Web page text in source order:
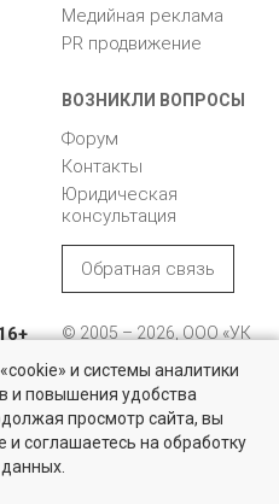
цели в Санкт-Петербурге и
Медийная реклама
PR продвижение
ВОЗНИКЛИ ВОПРОСЫ
Форум
Контакты
Юридическая
консультация
Обратная связь
© 2005 – 2026, ООО «УК
196105, Санкт-
Петербург, пр. Юрия
Гагарина, 1
и системы аналитики
и повышения удобства
просмотр сайта, вы
и соглашаетесь на обработку